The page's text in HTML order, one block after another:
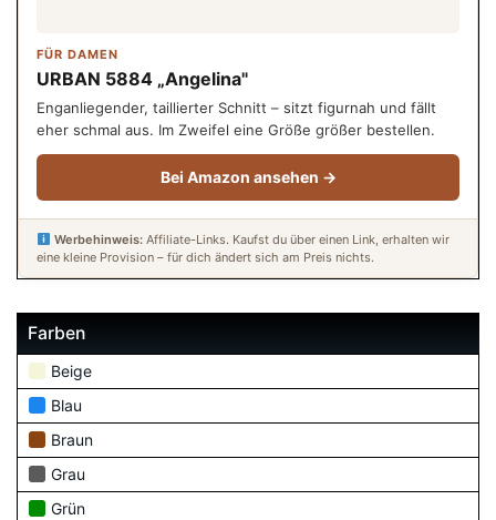
FÜR DAMEN
URBAN 5884 „Angelina"
Enganliegender, taillierter Schnitt – sitzt figurnah und fällt
eher schmal aus. Im Zweifel eine Größe größer bestellen.
Bei Amazon ansehen →
Werbehinweis:Affiliate-Links. Kaufst du über einen Link, erhalten wir
eine kleine Provision – für dich ändert sich am Preis nichts.
Farben
Beige
Blau
Braun
Grau
Grün